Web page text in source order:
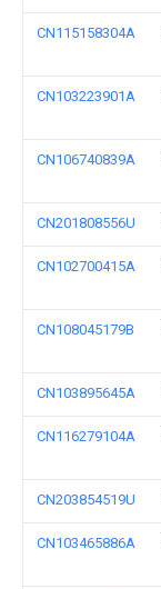
CN115158304A
CN103223901A
CN106740839A
CN201808556U
CN102700415A
CN108045179B
CN103895645A
CN116279104A
CN203854519U
CN103465886A